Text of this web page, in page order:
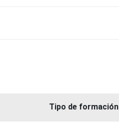
Tipo de formación